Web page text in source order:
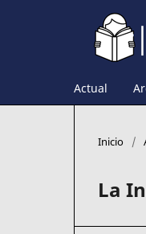
Actual
Inicio /
La